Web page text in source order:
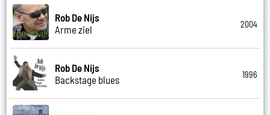
Rob De Nijs
Arme ziel
2004
Rob De Nijs
Backstage blues
1996